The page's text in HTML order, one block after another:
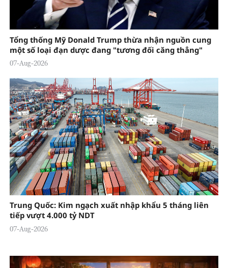
Tổng thống Mỹ Donald Trump thừa nhận nguồn cung
một số loại đạn dược đang "tương đối căng thẳng"
07-Aug-2026
Trung Quốc: Kim ngạch xuất nhập khẩu 5 tháng liên
tiếp vượt 4.000 tỷ NDT
07-Aug-2026